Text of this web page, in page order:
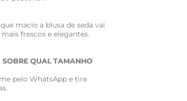
macio a blusa de seda vai
frescos e elegantes.
SOBRE QUAL TAMANHO
pelo WhatsApp e tire